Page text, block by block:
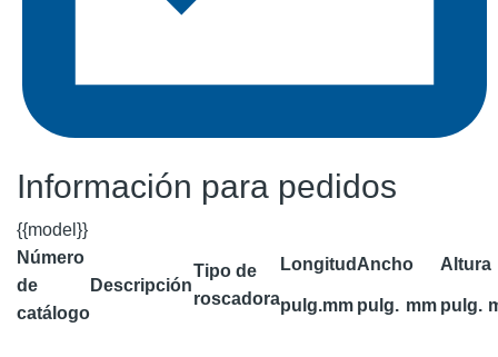
Información para pedidos
{{model}}
Número
de
catálogo
Descripción
Tipo de
roscadora
Longitud Ancho Altura
pulg.mm pulg. mm pulg.